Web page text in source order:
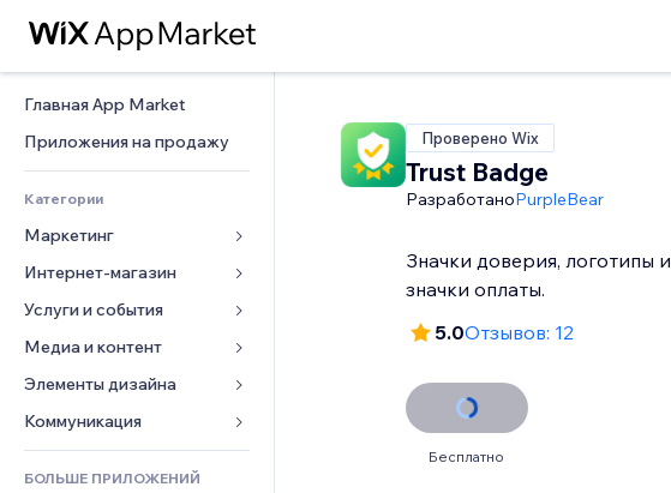
Главная App Market
Приложения на продажу
Категории
Маркетинг
Реклама
Моб. версия
Веб-аналитика
Списки сайтов
Интернет-магазин
Приложения для магазинов
Доставка
Кнопки продаж
Бухгалтерский учет
Услуги и события
Отели
События
Рестораны
Недвижимость
Онлайн-запись
Медиа и контент
Галерея
Музыка
Подкасты
Фотография
Элементы дизайна
Карты и навигация
Конфиденциальность и
безопасность
Формы
БОЛЬШЕ ПРИЛОЖЕНИЙ
Проверено Wix
Trust Badge
РазработаноPurpleBear
Значки доверия, логотипы и
значки оплаты.
5.0Отзывов: 12
Бесплатно